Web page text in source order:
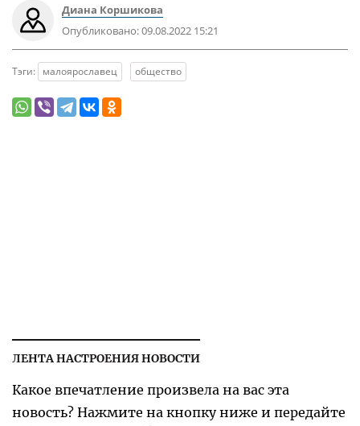
Диана Коршикова
Опубликовано:09.08.2022 15:21
Тэги: малоярославец общество
ЛЕНТА НАСТРОЕНИЯ НОВОСТИ
Какое впечатление произвела на вас эта
новость? Нажмите на кнопку ниже и передайте